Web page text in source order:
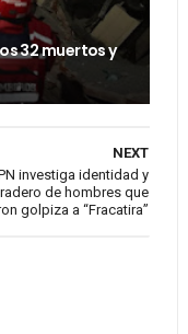
32 muertos y
NEXT
investiga identidad y
de hombres que
golpiza a “Fracatira”